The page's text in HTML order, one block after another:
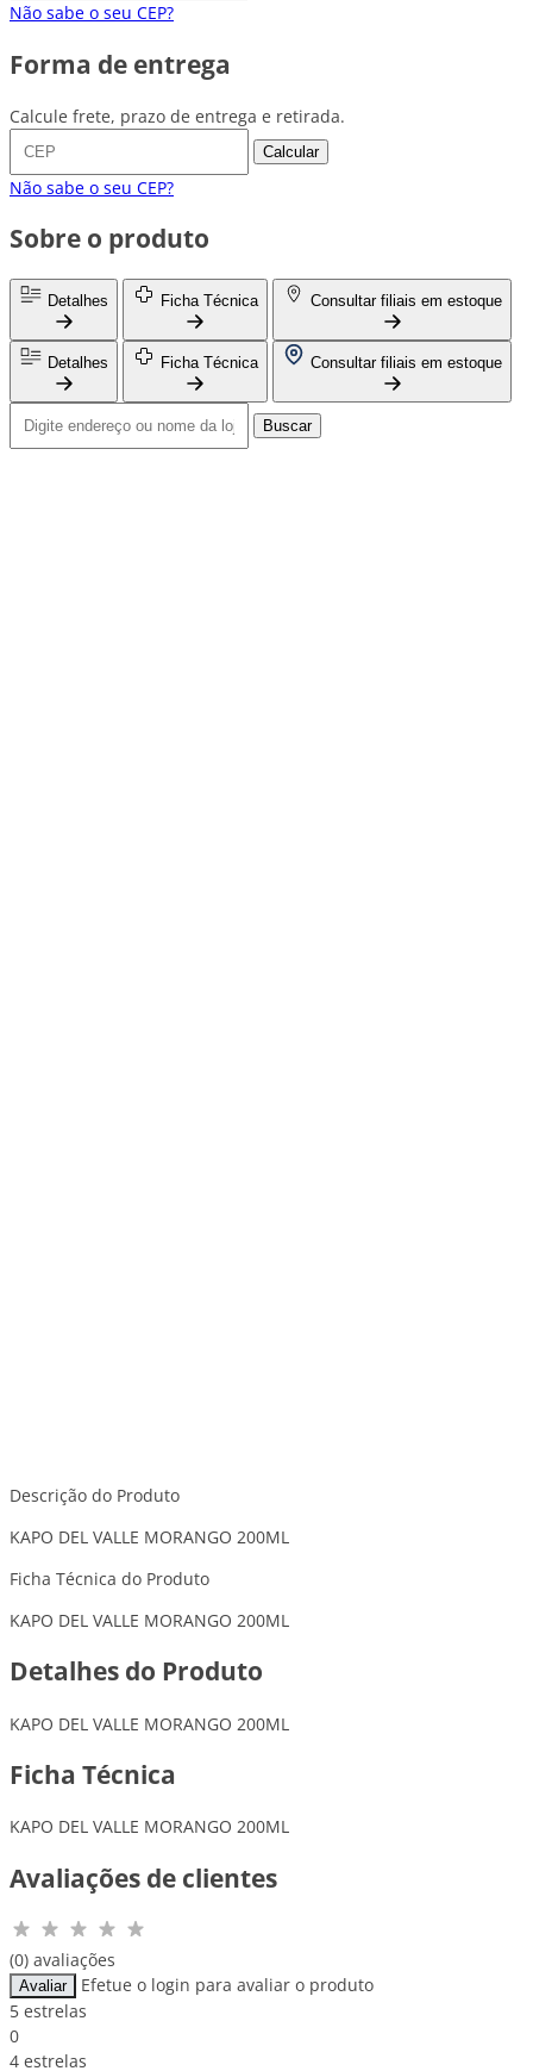
Não sabe o seu CEP?
Forma de entrega
Calcule frete, prazo de entrega e retirada.
Calcular
Não sabe o seu CEP?
Sobre o produto
Detalhes Ficha Técnica Consultar filiais em estoque
Detalhes Ficha Técnica Consultar filiais em estoque
Buscar
Descrição do Produto
KAPO DEL VALLE MORANGO 200ML
Ficha Técnica do Produto
KAPO DEL VALLE MORANGO 200ML
Detalhes do Produto
KAPO DEL VALLE MORANGO 200ML
Ficha Técnica
KAPO DEL VALLE MORANGO 200ML
Avaliações de clientes
(0) avaliações
Avaliar
Efetue o login para avaliar o produto
5 estrelas
0
4 estrelas